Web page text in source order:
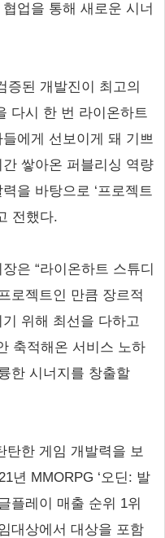
업을 통해 새로운 시너
증된 개발진이 최고의
다시 한 번 라이온하트
에게 선보이게 돼 기쁘
간 쌓아온 퍼블리싱 역량
을 바탕으로 ‘프로젝트
전했다.
은 “라이온하트 스튜디
로젝트인 만큼 장르적
위해 최선을 다하고
축적해온 서비스 노하
한 시너지를 창출할
탄한 게임 개발력을 보
년 MMORPG ‘오딘: 발
플레이 매출 순위 1위
대상에서 대상을 포함